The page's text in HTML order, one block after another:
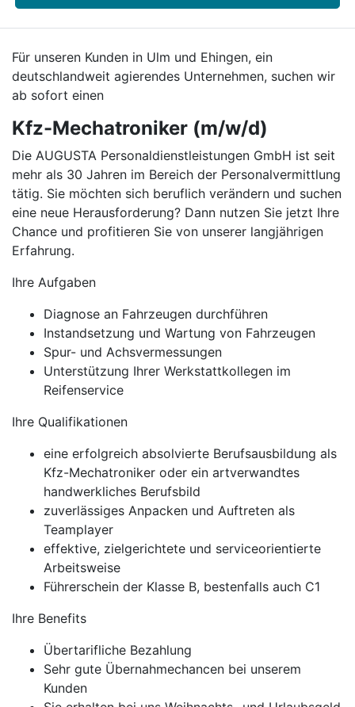
Für unseren Kunden in Ulm und Ehingen, ein
deutschlandweit agierendes Unternehmen, suchen wir
ab sofort einen
Kfz-Mechatroniker (m/w/d)
Die AUGUSTA Personaldienstleistungen GmbH ist seit
mehr als 30 Jahren im Bereich der Personalvermittlung
tätig. Sie möchten sich beruflich verändern und suchen
eine neue Herausforderung? Dann nutzen Sie jetzt Ihre
Chance und profitieren Sie von unserer langjährigen
Erfahrung.
Ihre Aufgaben
Diagnose an Fahrzeugen durchführen
Instandsetzung und Wartung von Fahrzeugen
Spur- und Achsvermessungen
Unterstützung Ihrer Werkstattkollegen im
Reifenservice
Ihre Qualifikationen
eine erfolgreich absolvierte Berufsausbildung als
Kfz-Mechatroniker oder ein artverwandtes
handwerkliches Berufsbild
zuverlässiges Anpacken und Auftreten als
Teamplayer
effektive, zielgerichtete und serviceorientierte
Arbeitsweise
Führerschein der Klasse B, bestenfalls auch C1
Ihre Benefits
Übertarifliche Bezahlung
Sehr gute Übernahmechancen bei unserem
Kunden